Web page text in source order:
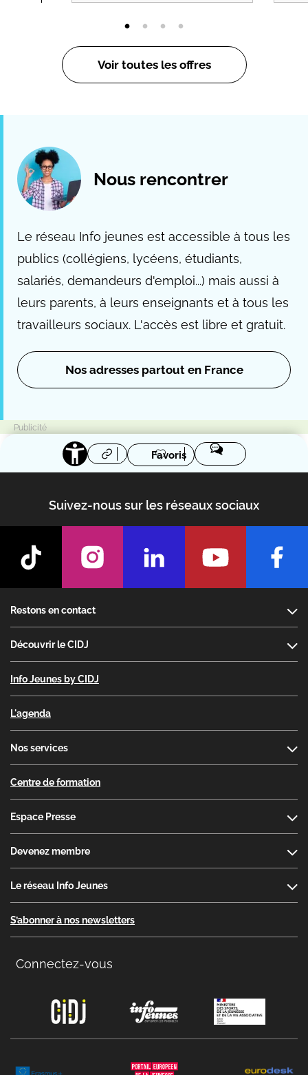
Voir toutes les offres
Nous rencontrer
Le réseau Info jeunes est accessible à tous les
publics (collégiens, lycéens, étudiants,
salariés, demandeurs d'emploi...) mais aussi à
leurs parents, à leurs enseignants et à tous les
travailleurs sociaux. L'accès est libre et gratuit.
Nos adresses partout en France
Favoris
Suivez-nous sur les réseaux sociaux
Restons en contact
Découvrir le CIDJ
Info Jeunes by CIDJ
L'agenda
Nos services
Centre de formation
Espace Presse
Devenez membre
Le réseau Info Jeunes
S’abonner à nos newsletters
Connectez-vous